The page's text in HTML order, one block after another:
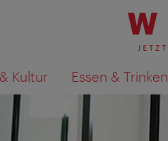
Kultur Essen & Trinken